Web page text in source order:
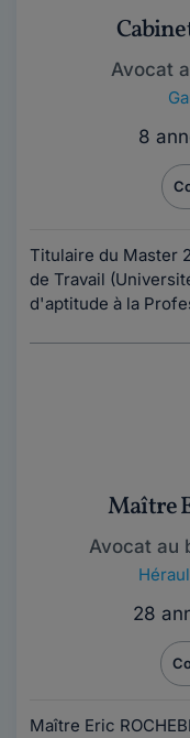
Avocat
8
Titulaire du Master
de Travail
d'aptitude à la
Maître
Avocat au
28
Maître Eric